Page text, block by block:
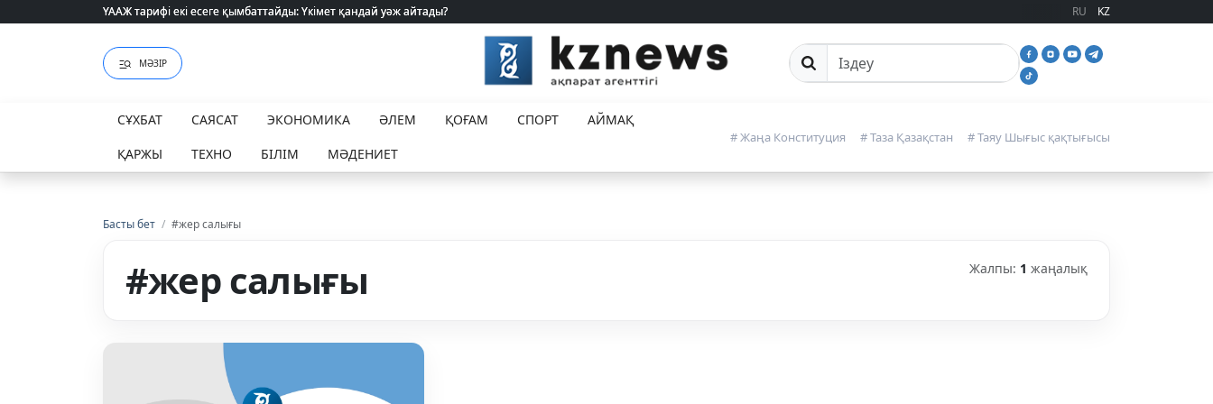
ҮААЖ тарифі екі есеге қымбаттайды: Үкімет қандай уәж айтады?
ҮААЖ тарифі екі есеге қымбаттайды: Үкімет қандай уәж айтады? RU KZ
МӘЗІР Сайттан іздеу
СҰХБАТ САЯСАТ ЭКОНОМИКА ӘЛЕМ ҚОҒАМ СПОРТ
АЙМАҚ
ҚАРЖЫ
ТЕХНО БІЛІМ МӘДЕНИЕТ
# Жаңа Конституция # Таза Қазақстан # Таяу Шығыс қақтығысы
Басты бет / #жер салығы
#жер салығы Жалпы: 1 жаңалық